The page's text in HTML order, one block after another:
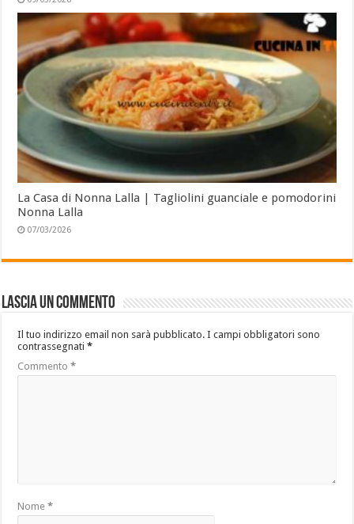
La Casa di Nonna Lalla | Tagliolini guanciale e pomodorini
Nonna Lalla
07/03/2026
Lascia un commento
Il tuo indirizzo email non sarà pubblicato. I campi obbligatori sono
contrassegnati*
Commento*
Nome*